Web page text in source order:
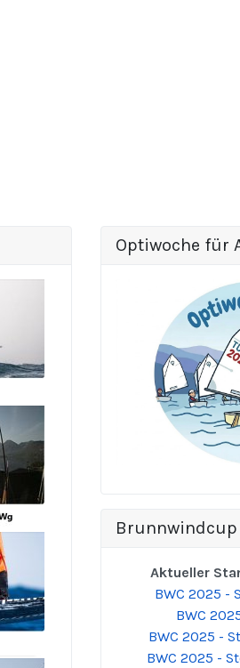
Optiwoche für
Brunnwindcup
Aktueller
BWC 2025 -
BWC
BWC 2025 -
BWC 2025 -